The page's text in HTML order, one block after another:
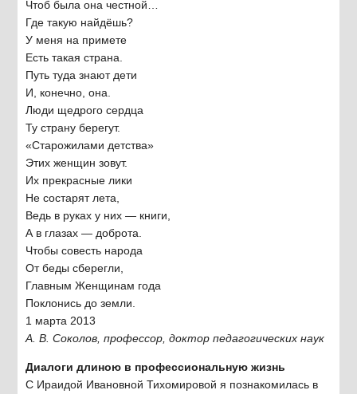
Чтоб была она честной…
Где такую найдёшь?
У меня на примете
Есть такая страна.
Путь туда знают дети
И, конечно, она.
Люди щедрого сердца
Ту страну берегут.
«Старожилами детства»
Этих женщин зовут.
Их прекрасные лики
Не состарят лета,
Ведь в руках у них — книги,
А в глазах — доброта.
Чтобы совесть народа
От беды сберегли,
Главным Женщинам года
Поклонись до земли.
1 марта 2013
А. В. Соколов, профессор, доктор педагогических наук
Диалоги длиною в профессиональную жизнь
С Ираидой Ивановной Тихомировой я познакомилась в